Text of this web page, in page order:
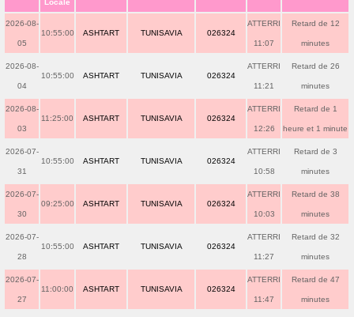
Locale
2026-08-
05
10:55:00 ASHTART TUNISAVIA 026324
ATTERRI
11:07
Retard de 12
minutes
2026-08-
04
10:55:00 ASHTART TUNISAVIA 026324
ATTERRI
11:21
Retard de 26
minutes
2026-08-
03
11:25:00 ASHTART TUNISAVIA 026324
ATTERRI
12:26
Retard de 1
heure et 1 minute
2026-07-
31
10:55:00 ASHTART TUNISAVIA 026324
ATTERRI
10:58
Retard de 3
minutes
2026-07-
30
09:25:00 ASHTART TUNISAVIA 026324
ATTERRI
10:03
Retard de 38
minutes
2026-07-
28
10:55:00 ASHTART TUNISAVIA 026324
ATTERRI
11:27
Retard de 32
minutes
2026-07-
27
11:00:00 ASHTART TUNISAVIA 026324
ATTERRI
11:47
Retard de 47
minutes